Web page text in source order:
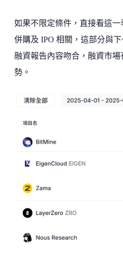
如果不限定條件，直接看這
併購及 IPO 相關，這部分與
融資報告內容吻合，融資市
勢。